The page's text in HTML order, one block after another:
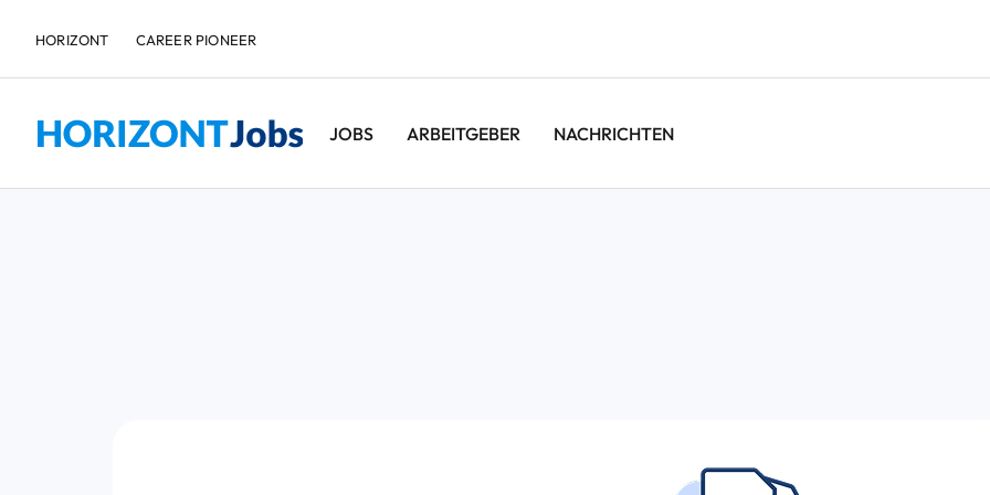
HORIZONT CAREER PIONEER
JOBS ARBEITGEBER NACHRICHTEN